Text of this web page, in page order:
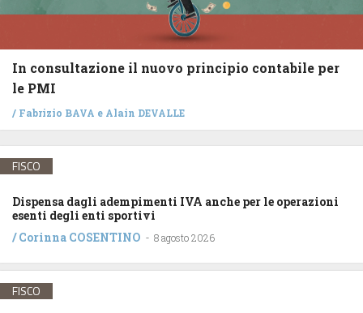
In consultazione il nuovo principio contabile per
le PMI
/ Fabrizio BAVA e Alain DEVALLE
FISCO
Dispensa dagli adempimenti IVA anche per le operazioni
esenti degli enti sportivi
/Corinna COSENTINO - 8 agosto 2026
FISCO